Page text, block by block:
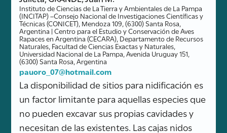
Instituto de Ciencias de La Tierra y Ambientales de La Pampa
(INCITAP) –Consejo Nacional de Investigaciones Científicas y
Técnicas (CONICET), Mendoza 109, (6300) Santa Rosa,
Argentina | Centro para el Estudio y Conservación de Aves
Rapaces en Argentina (CECARA), Departamento de Recursos
Naturales, Facultad de Ciencias Exactas y Naturales,
Universidad Nacional de La Pampa, Avenida Uruguay 151,
(6300) Santa Rosa, Argentina
pauoro_07@hotmail.com
La disponibilidad de sitios para nidificación es
un factor limitante para aquellas especies que
no pueden excavar sus propias cavidades y
necesitan de las existentes. Las cajas nidos